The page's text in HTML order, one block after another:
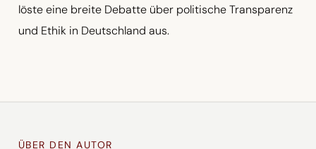
löste eine breite Debatte über politische Transparenz
und Ethik in Deutschland aus.
ÜBER DEN AUTOR